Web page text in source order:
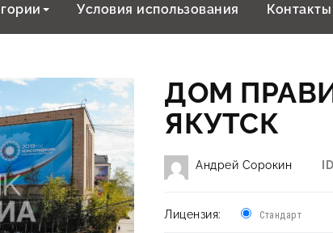
Условия использования Контакты
ДОМ
ЯКУТСК
Андрей Сорокин
Лицензия: Стандарт